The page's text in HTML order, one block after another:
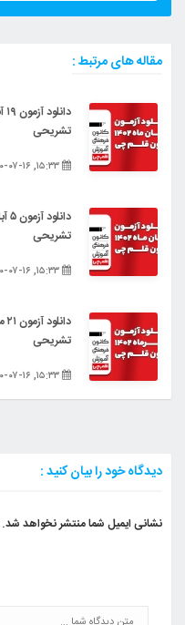
مقاله های مرتبط :
تشریحی
تشریحی
تشریحی
دیدگاه خود را بیان کنید :
نشانی ایمیل شما منتشر نخواهد شد.